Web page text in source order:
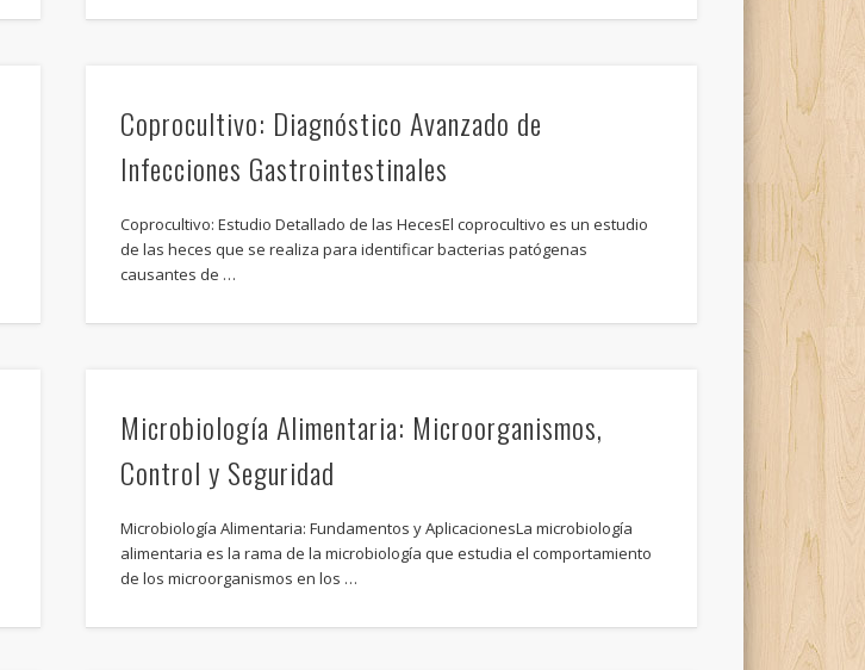
Coprocultivo: Diagnóstico Avanzado de
Infecciones Gastrointestinales
Coprocultivo: Estudio Detallado de las HecesEl coprocultivo es un estudio
de las heces que se realiza para identificar bacterias patógenas
causantes de …
Microbiología Alimentaria: Microorganismos,
Control y Seguridad
Microbiología Alimentaria: Fundamentos y AplicacionesLa microbiología
alimentaria es la rama de la microbiología que estudia el comportamiento
de los microorganismos en los …